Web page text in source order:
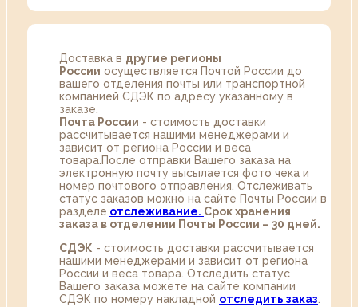
Доставка в другие регионы
России осуществляется Почтой России до
вашего отделения почты или транспортной
компанией СДЭК по адресу указанному в
заказе.
Почта России - стоимость доставки
рассчитывается нашими менеджерами и
зависит от региона России и веса
товара.После отправки Вашего заказа на
электронную почту высылается фото чека и
номер почтового отправления. Отслеживать
статус заказов можно на сайте Почты России в
разделе oтслеживание. Срок хранения
заказа в отделении Почты России – 30 дней.
СДЭК - стоимость доставки рассчитывается
нашими менеджерами и зависит от региона
России и веса товара. Отследить статус
Вашего заказа можете на сайте компании
СДЭК по номеру накладной отследить заказ